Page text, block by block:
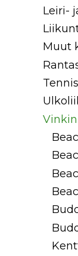
Leiri-
Muut